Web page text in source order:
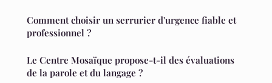
Comment choisir un serrurier d'urgence fiable et
professionnel ?
Le Centre Mosaïque propose-t-il des évaluations
de la parole et du langage ?